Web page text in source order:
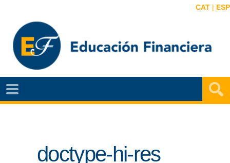
CAT | ESP
NOTÍCIAS
EF
MAPA
doctype-hi-res